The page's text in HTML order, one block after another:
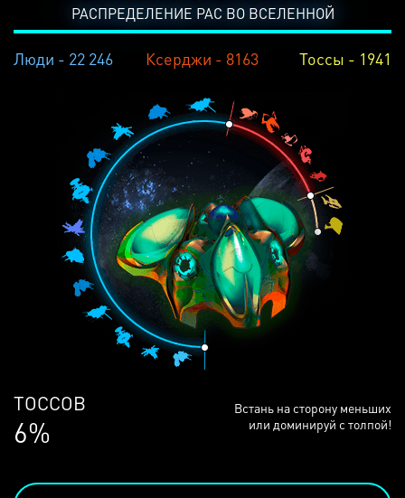
РАСПРЕДЕЛЕНИЕ РАС ВО ВСЕЛЕННОЙ
Люди - 22 246 Ксерджи - 8163 Тоссы - 1941
ЛЮДЕЙ
68%
Встань на сторону меньших
или доминируй с толпой!